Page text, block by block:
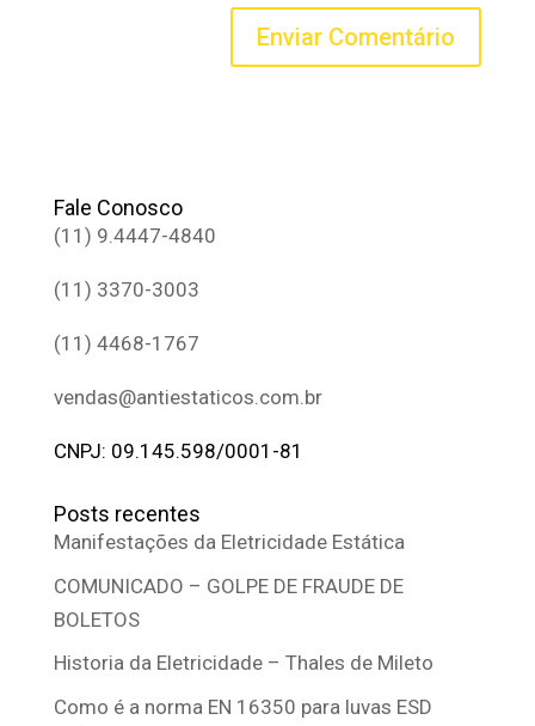
Fale Conosco
(11) 9.4447-4840
(11) 3370-3003
(11) 4468-1767
vendas@antiestaticos.com.br
CNPJ: 09.145.598/0001-81
Posts recentes
Manifestações da Eletricidade Estática
COMUNICADO – GOLPE DE FRAUDE DE
BOLETOS
Historia da Eletricidade – Thales de Mileto
Como é a norma EN 16350 para luvas ESD